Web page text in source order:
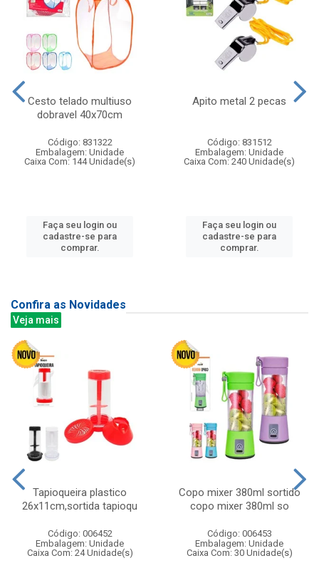
Cesto telado multiuso
dobravel 40x70cm
Código: 831322
Embalagem: Unidade
Caixa Com: 144 Unidade(s)
Faça seu login ou
cadastre-se para
comprar.
Apito metal 2 pecas
Código: 831512
Embalagem: Unidade
Caixa Com: 240 Unidade(s)
Faça seu login ou
cadastre-se para
comprar.
Confira as Novidades
Veja mais
Tapioqueira plastico
26x11cm,sortida tapioqu
Código: 006452
Embalagem: Unidade
Caixa Com: 24 Unidade(s)
Copo mixer 380ml sortido
copo mixer 380ml so
Código: 006453
Embalagem: Unidade
Caixa Com: 30 Unidade(s)